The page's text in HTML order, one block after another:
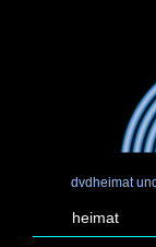
dvdheimat
heimat